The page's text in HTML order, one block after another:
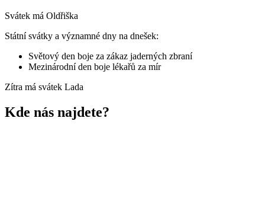
Svátek má Oldřiška
Státní svátky a významné dny na dnešek:
Světový den boje za zákaz jaderných zbraní
Mezinárodní den boje lékařů za mír
Zítra má svátek Lada
Kde nás najdete?